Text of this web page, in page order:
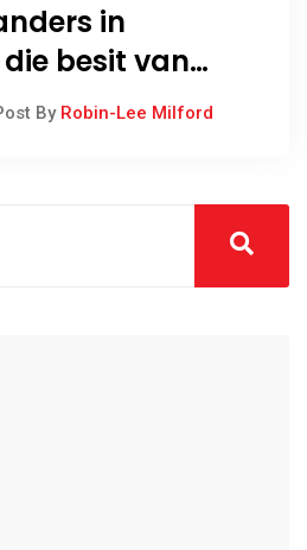
in
besit van
diamante
By Robin-Lee Milford